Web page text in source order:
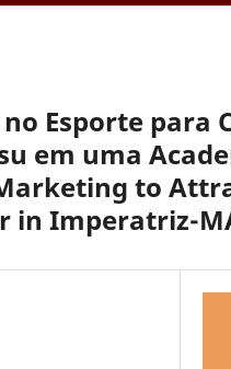
Esporte para
em uma
to
in Imperatriz-